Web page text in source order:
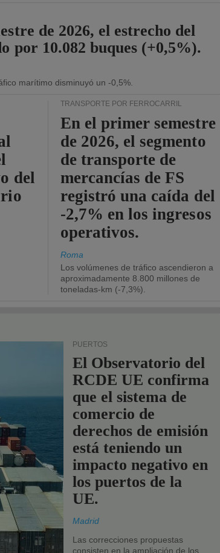
de 2026, el estrecho del
por 10.082 buques (+0,5%).
marítimo disminuyó un -0,5%.
del
TRANSPORTE POR FERROCARRIL
En el primer semestre
de 2026, el segmento
de transporte de
mercancías de FS
registró una caída del
-2,7% en los ingresos
operativos.
Roma
Los volúmenes de tráfico ascendieron a
aproximadamente 8.800 millones de
toneladas-km (-7,3%).
PUERTOS
El Observatorio del
RCDE UE confirma
que el sistema de
comercio de
derechos de emisión
está teniendo un
impacto negativo en
los puertos de la
UE.
Madrid
Las correcciones propuestas
consisten en la ampliación de los